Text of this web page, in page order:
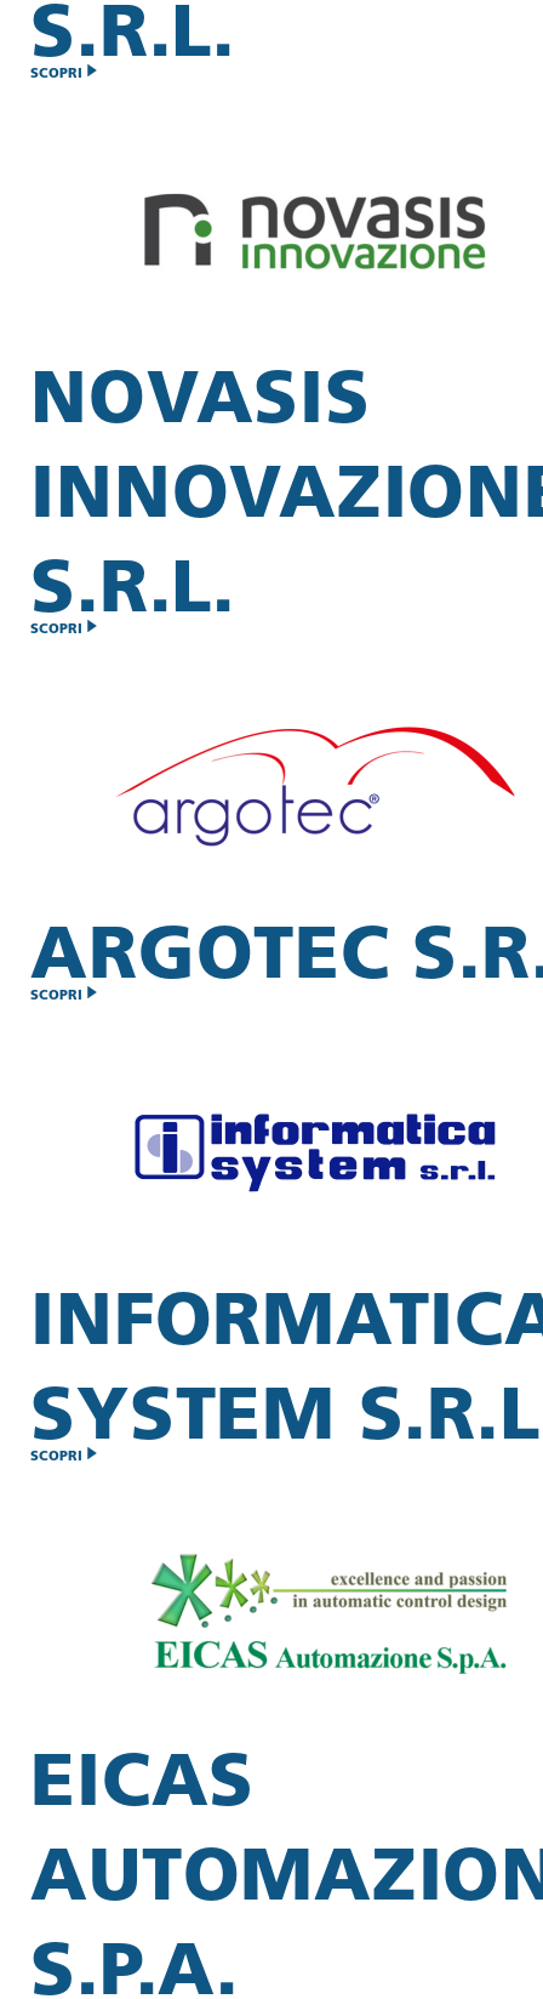
S.R.L.
SCOPRI
NOVASIS
S.R.L.
SCOPRI
ARGOTEC
SCOPRI
SYSTEM
SCOPRI
EICAS
S.P.A.